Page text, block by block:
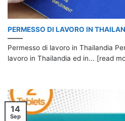
PERMESSO DI LAVORO IN
Permesso di lavoro in Thailandia
lavoro in Thailandia ed in... [read
14
Sep